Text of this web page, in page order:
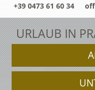
+39 0473 61 60 34
URLAUB IN